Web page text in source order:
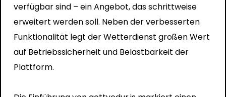
verfügbar sind – ein Angebot, das schrittweise
erweitert werden soll. Neben der verbesserten
Funktionalität legt der Wetterdienst großen Wert
auf Betriebssicherheit und Belastbarkeit der
Plattform.